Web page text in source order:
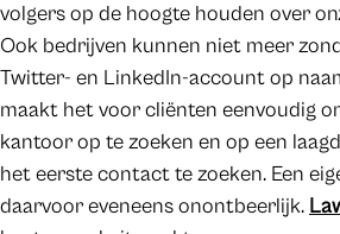
volgers op de hoogte houden over
Ook bedrijven kunnen niet meer
Twitter- en LinkedIn-account op
maakt het voor cliënten eenvoudig
kantoor op te zoeken en op een
het eerste contact te zoeken. Een
daarvoor eveneens onontbeerlijk.